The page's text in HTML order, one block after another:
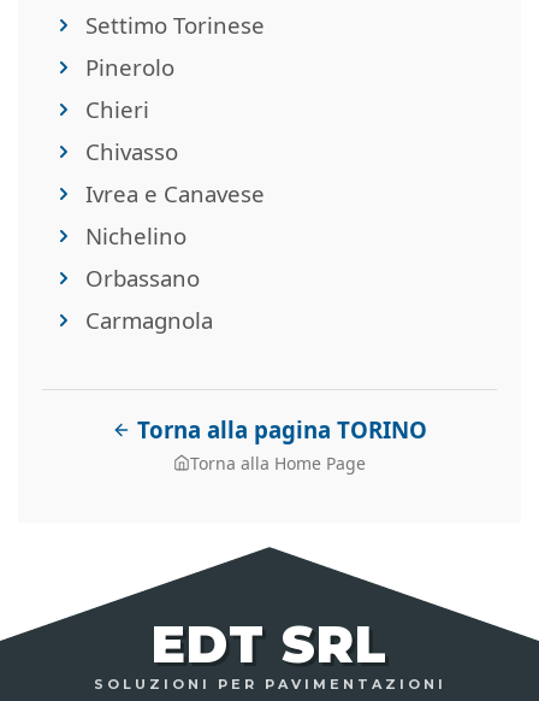
Settimo Torinese
Pinerolo
Chieri
Chivasso
Ivrea e Canavese
Nichelino
Orbassano
Carmagnola
Torna alla pagina TORINO
Torna alla Home Page
EDT SRL
SOLUZIONI PER PAVIMENTAZIONI